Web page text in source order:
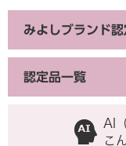
みよしブランド
認定品一覧
AI
こ